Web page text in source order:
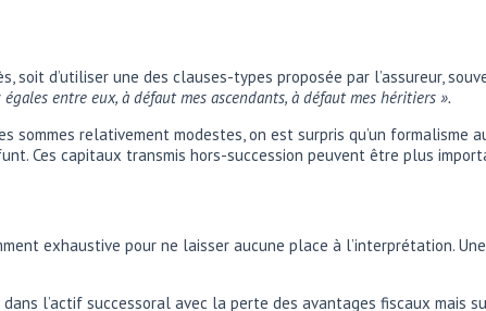
soit d’utiliser une des clauses-types proposée par l’assureur,
entre eux, à défaut mes ascendants, à défaut mes héritiers ».
relativement modestes, on est surpris qu’un formalisme
Ces capitaux transmis hors-succession peuvent être plus
exhaustive pour ne laisser aucune place à l’interprétation.
l’actif successoral avec la perte des avantages fiscaux